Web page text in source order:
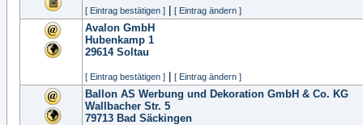
[ Eintrag bestätigen ] [ Eintrag ändern ]
Avalon GmbH
Hubenkamp 1
29614 Soltau
[ Eintrag bestätigen ] [ Eintrag ändern ]
Ballon AS Werbung und Dekoration GmbH & Co. KG
Wallbacher Str. 5
79713 Bad Säckingen